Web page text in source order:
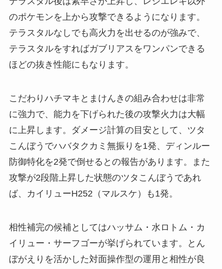
のポケモンを上から攻撃できるようになります。
テラスタルなしでも高火力を出せるのが強みで、
テラスタルをすればガブリアスをワンパンできる
ほどの抜き性能にもなります。
こだわりハチマキとまけんきの組み合わせは非常
に強力で、能力を下げられた後の攻撃火力は大幅
に上昇します。ダメージ計算の目安として、ツタ
こんぼうでハバタクカミ無振りを1発、ディンルー
防御特化を2発で倒せるとの報告があります。また
攻撃が2段階上昇した状態のツタこんぼうであれ
ば、カイリューH252（マルスケ）も1発。
相性補完の候補としてはハッサム・水ロトム・カ
イリュー・サーフゴーが挙げられています。とん
ぼがえりを活かした対面操作型の運用と相性が良